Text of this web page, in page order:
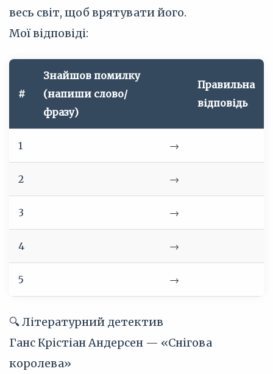
весь світ, щоб врятувати його.
Мої відповіді:
#
Знайшов помилку
(напиши слово/
фразу)
Правильна
відповідь
1 →
2 →
3 →
4 →
5 →
🔍 Літературний детектив
Ганс Крістіан Андерсен — «Снігова
королева»